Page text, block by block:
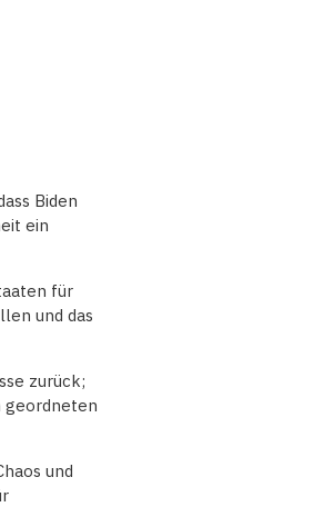
Biden
ein
für
und das
zurück;
geordneten
und